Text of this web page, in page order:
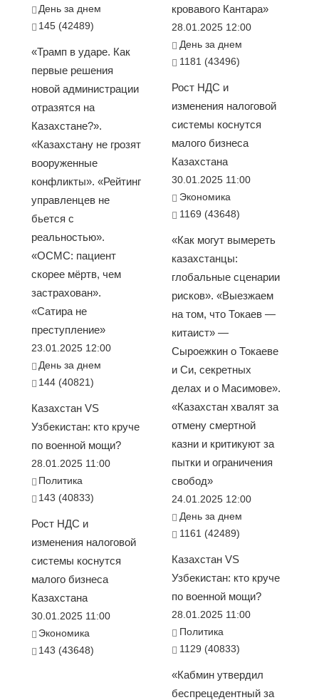
День за днем
145 (42489)
«Трамп в ударе. Как
первые решения
новой администрации
отразятся на
Казахстане?».
«Казахстану не грозят
вооруженные
конфликты». «Рейтинг
управленцев не
бьется с
реальностью».
«ОСМС: пациент
скорее мёртв, чем
застрахован».
«Сатира не
преступление»
23.01.2025 12:00
День за днем
144 (40821)
Казахстан VS
Узбекистан: кто круче
по военной мощи?
28.01.2025 11:00
Политика
143 (40833)
Рост НДС и
изменения налоговой
системы коснутся
малого бизнеса
Казахстана
30.01.2025 11:00
Экономика
143 (43648)
кровавого Кантара»
28.01.2025 12:00
День за днем
1181 (43496)
Рост НДС и
изменения налоговой
системы коснутся
малого бизнеса
Казахстана
30.01.2025 11:00
Экономика
1169 (43648)
«Как могут вымереть
казахстанцы:
глобальные сценарии
рисков». «Выезжаем
на том, что Токаев —
китаист» —
Сыроежкин о Токаеве
и Си, секретных
делах и о Масимове».
«Казахстан хвалят за
отмену смертной
казни и критикуют за
пытки и ограничения
свобод»
24.01.2025 12:00
День за днем
1161 (42489)
Казахстан VS
Узбекистан: кто круче
по военной мощи?
28.01.2025 11:00
Политика
1129 (40833)
«Кабмин утвердил
беспрецедентный за